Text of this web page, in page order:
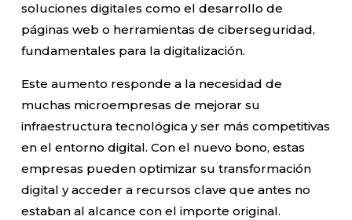
soluciones digitales como el desarrollo de
páginas web o herramientas de ciberseguridad,
fundamentales para la digitalización.
Este aumento responde a la necesidad de
muchas microempresas de mejorar su
infraestructura tecnológica y ser más competitivas
en el entorno digital. Con el nuevo bono, estas
empresas pueden optimizar su transformación
digital y acceder a recursos clave que antes no
estaban al alcance con el importe original.